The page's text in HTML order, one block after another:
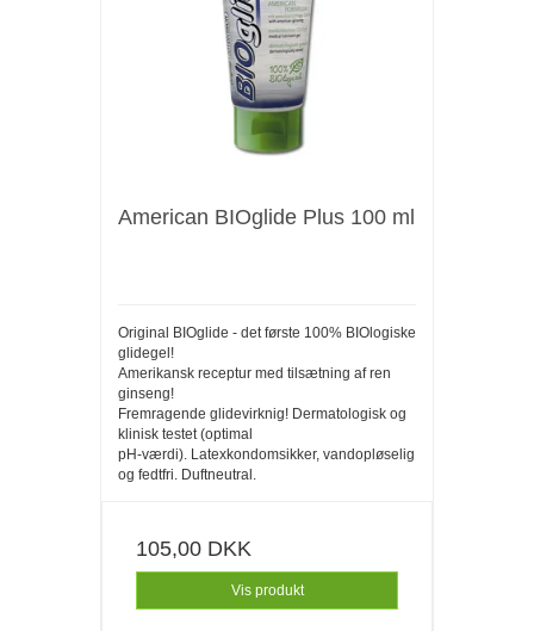
American BIOglide Plus 100 ml
Original BIOglide - det første 100% BIOlogiske
glidegel!
Amerikansk receptur med tilsætning af ren
ginseng!
Fremragende glidevirknig! Dermatologisk og
klinisk testet (optimal
pH-værdi). Latexkondomsikker, vandopløselig
og fedtfri. Duftneutral.
105,00 DKK
Vis produkt